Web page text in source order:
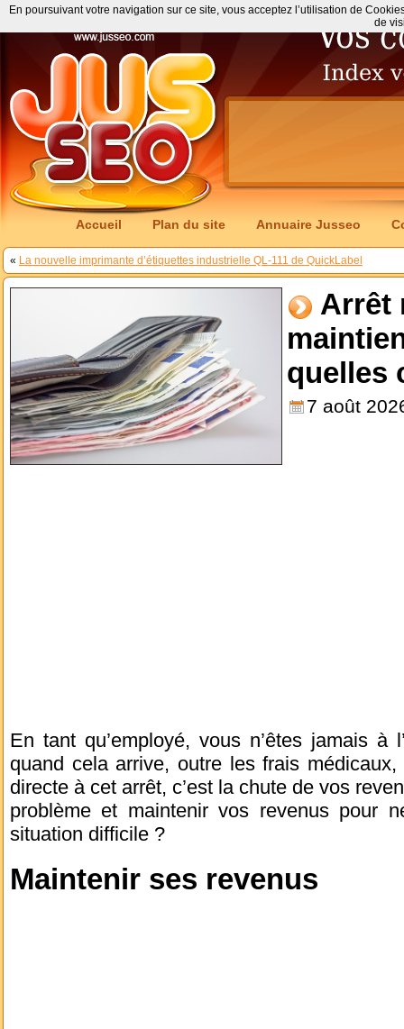
Accueil Plan du site Annuaire Jusseo
« La nouvelle imprimante d’étiquettes industrielle QL-111 de QuickLabel
Arrêt
quelles
7 août
En tant qu’employé, vous n’êtes jamais à
quand cela arrive, outre les frais
directe à cet arrêt, c’est la chute de vos
problème et maintenir vos revenus pour
situation difficile ?
Maintenir ses revenus
En poursuivant votre navigation sur ce site, vous acceptez l’utilisation de
de